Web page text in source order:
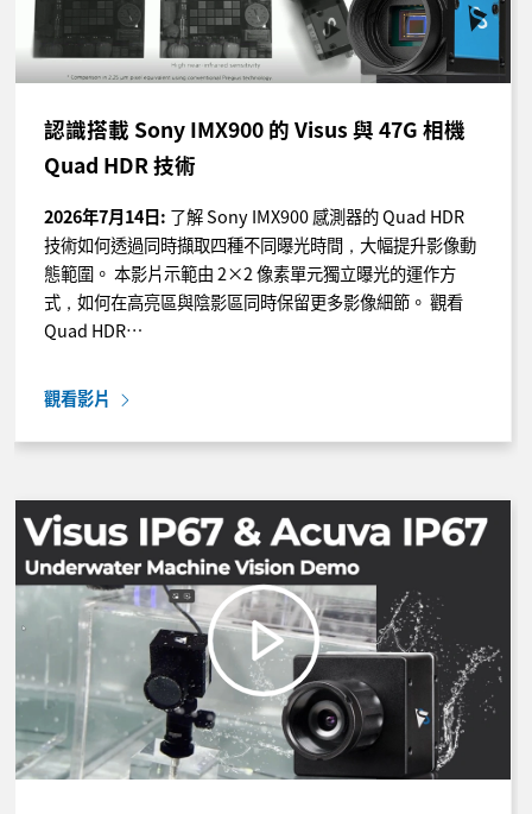
認識搭載 Sony IMX900 的 Visus 與 47G 相機
Quad HDR 技術
2026年7月14日: 了解 Sony IMX900 感測器的 Quad HDR
技術如何透過同時擷取四種不同曝光時間，大幅提升影像動
態範圍。 本影片示範由 2×2 像素單元獨立曝光的運作方
式，如何在高亮區與陰影區同時保留更多影像細節。 觀看
Quad HDR…
觀看影片